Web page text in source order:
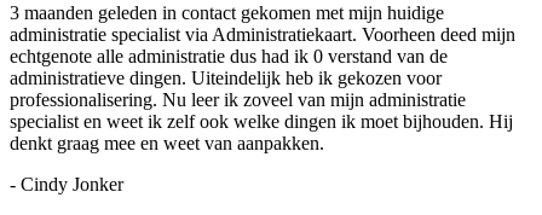
3 maanden geleden in contact gekomen met mijn huidige
administratie specialist via Administratiekaart. Voorheen deed mijn
echtgenote alle administratie dus had ik 0 verstand van de
administratieve dingen. Uiteindelijk heb ik gekozen voor
professionalisering. Nu leer ik zoveel van mijn administratie
specialist en weet ik zelf ook welke dingen ik moet bijhouden. Hij
denkt graag mee en weet van aanpakken.
- Cindy Jonker